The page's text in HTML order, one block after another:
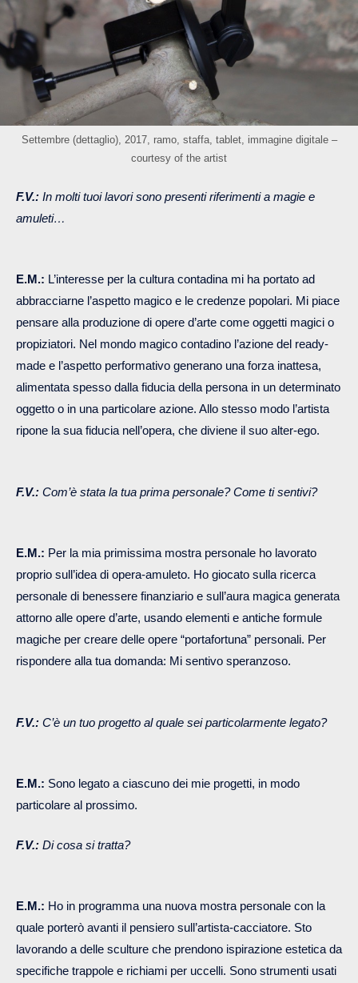
Settembre (dettaglio), 2017, ramo, staffa, tablet, immagine digitale –
courtesy of the artist
F.V.: In molti tuoi lavori sono presenti riferimenti a magie e
amuleti…
E.M.: L’interesse per la cultura contadina mi ha portato ad
abbracciarne l’aspetto magico e le credenze popolari. Mi piace
pensare alla produzione di opere d’arte come oggetti magici o
propiziatori. Nel mondo magico contadino l’azione del ready-
made e l’aspetto performativo generano una forza inattesa,
alimentata spesso dalla fiducia della persona in un determinato
oggetto o in una particolare azione. Allo stesso modo l’artista
ripone la sua fiducia nell’opera, che diviene il suo alter-ego.
F.V.: Com’è stata la tua prima personale? Come ti sentivi?
E.M.: Per la mia primissima mostra personale ho lavorato
proprio sull’idea di opera-amuleto. Ho giocato sulla ricerca
personale di benessere finanziario e sull’aura magica generata
attorno alle opere d’arte, usando elementi e antiche formule
magiche per creare delle opere “portafortuna” personali. Per
rispondere alla tua domanda: Mi sentivo speranzoso.
F.V.: C’è un tuo progetto al quale sei particolarmente legato?
E.M.: Sono legato a ciascuno dei mie progetti, in modo
particolare al prossimo.
F.V.: Di cosa si tratta?
E.M.: Ho in programma una nuova mostra personale con la
quale porterò avanti il pensiero sull’artista-cacciatore. Sto
lavorando a delle sculture che prendono ispirazione estetica da
specifiche trappole e richiami per uccelli. Sono strumenti usati